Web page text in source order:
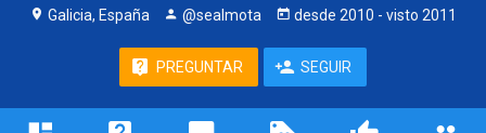
Galicia, España @sealmota desde 2010 - visto 2011
PREGUNTAR SEGUIR